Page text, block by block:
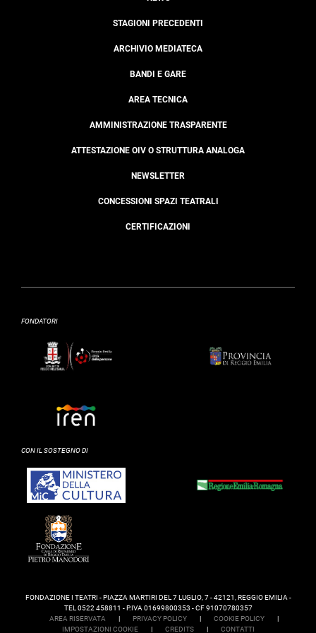
STAGIONI PRECEDENTI
ARCHIVIO MEDIATECA
BANDI E GARE
AREA TECNICA
AMMINISTRAZIONE TRASPARENTE
ATTESTAZIONE OIV O STRUTTURA ANALOGA
NEWSLETTER
CONCESSIONI SPAZI TEATRALI
CERTIFICAZIONI
FONDATORI
CON IL SOSTEGNO DI
FONDAZIONE I TEATRI - PIAZZA MARTIRI DEL 7 LUGLIO, 7 - 42121, REGGIO EMILIA -
TEL 0522 458811 - P.IVA 01699800353 - CF 91070780357
AREA RISERVATA
| PRIVACY POLICY | COOKIE POLICY
|
IMPOSTAZIONI COOKIE
| CREDITS | CONTATTI